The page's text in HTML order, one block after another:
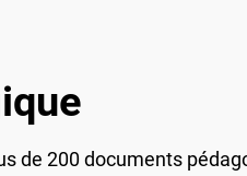
de 200 documents